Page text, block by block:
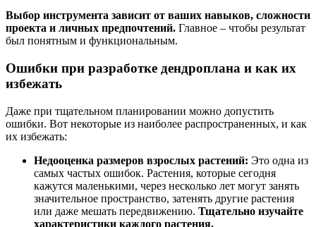
Выбор инструмента зависит от ваших навыков, сложности
проекта и личных предпочтений. Главное – чтобы результат
был понятным и функциональным.
Ошибки при разработке дендроплана и как их
избежать
Даже при тщательном планировании можно допустить
ошибки. Вот некоторые из наиболее распространенных, и как
их избежать:
Недооценка размеров взрослых растений: Это одна из
самых частых ошибок. Растения, которые сегодня
кажутся маленькими, через несколько лет могут занять
значительное пространство, затенять другие растения
или даже мешать передвижению. Тщательно изучайте
характеристики каждого растения.